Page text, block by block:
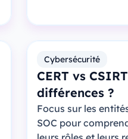
Cybersécurité
CERT vs
différences ?
Focus sur les
SOC pour